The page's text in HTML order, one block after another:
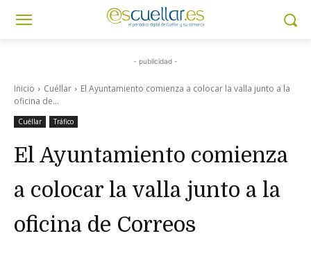
- publicidad -
Inicio Cuéllar
El Ayuntamiento comienza a colocar la valla junto a la
oficina de...
Cuéllar Tráfico
El Ayuntamiento comienza
a colocar la valla junto a la
oficina de Correos